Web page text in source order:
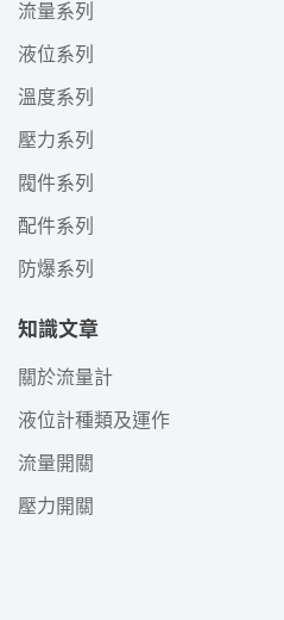
流量系列
液位系列
溫度系列
壓力系列
閥件系列
配件系列
防爆系列
知識文章
關於流量計
液位計種類及運作
流量開關
壓力開關